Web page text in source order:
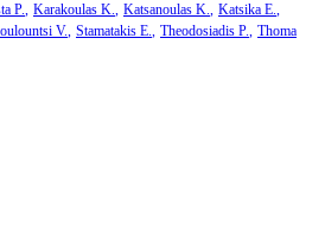
P. Karakoulas K. Katsanoulas K. Katsika E.
V. Stamatakis E. Theodosiadis P. Thoma